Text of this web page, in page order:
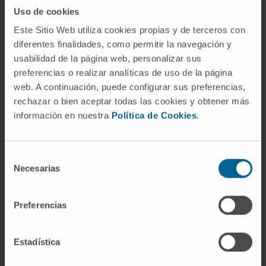
Uso de cookies
Este Sitio Web utiliza cookies propias y de terceros con
diferentes finalidades, como permitir la navegación y
usabilidad de la página web, personalizar sus
preferencias o realizar analíticas de uso de la página
web. A continuación, puede configurar sus preferencias,
rechazar o bien aceptar todas las cookies y obtener más
información en nuestra Política de Cookies.
Necesarias
Preferencias
Estadística
congresoso de la Sociedad Española de
Cirugía Cardiovascular.
Beca Echebano
Beca del gobierno de Navarra. (1999-2001)
Beca del gobierno de Navarra (2001)
Beca del gobierno de Navarra (1999-2000)
Beca Roche a la investigación Básica y
Trasplante 2002.
Científico Publicado en revistas nacionales y